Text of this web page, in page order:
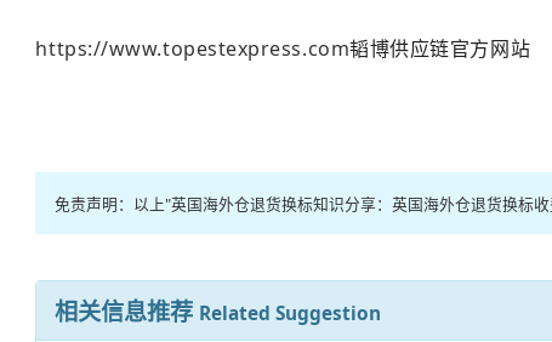
https://www.topestexpress.com韬博供应链官方网站
免责声明：以上"英国海外仓退货换标知识分享：英国海外仓退货换标
相关信息推荐 Related Suggestion